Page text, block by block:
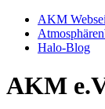
AKM
Halo-Blog
AKM